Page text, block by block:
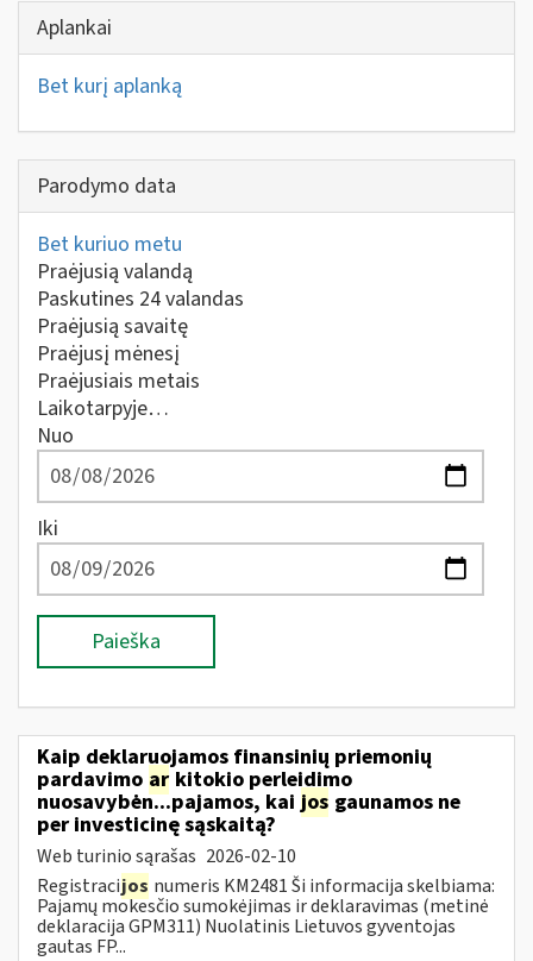
Aplankai
Bet kurį aplanką
Parodymo data
Bet kuriuo metu
Praėjusią valandą
Paskutines 24 valandas
Praėjusią savaitę
Praėjusį mėnesį
Praėjusiais metais
Laikotarpyje…
Nuo
Iki
Paieška
Kaip deklaruojamos finansinių priemonių
pardavimo ar kitokio perleidimo
nuosavybėn...pajamos, kai jos gaunamos ne
per investicinę sąskaitą?
Web turinio sąrašas 2026-02-10
Registracijos numeris KM2481 Ši informacija skelbiama:
Pajamų mokesčio sumokėjimas ir deklaravimas (metinė
deklaracija GPM311) Nuolatinis Lietuvos gyventojas
gautas FP...